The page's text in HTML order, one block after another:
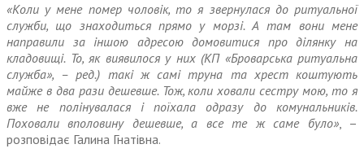
«Коли у мене помер чоловік, то я звернулася до ритуальної
служби, що знаходиться прямо у морзі. А там вони мене
направили за іншою адресою домовитися про ділянку на
кладовищі. То, як виявилося у них (КП «Броварська ритуальна
служба», – ред.) такі ж самі труна та хрест коштують
майже в два рази дешевше. Тож, коли ховали сестру мою, то я
вже не полінувалася і поїхала одразу до комунальників.
Поховали вполовину дешевше, а все те ж саме було», –
розповідає Галина Гнатівна.